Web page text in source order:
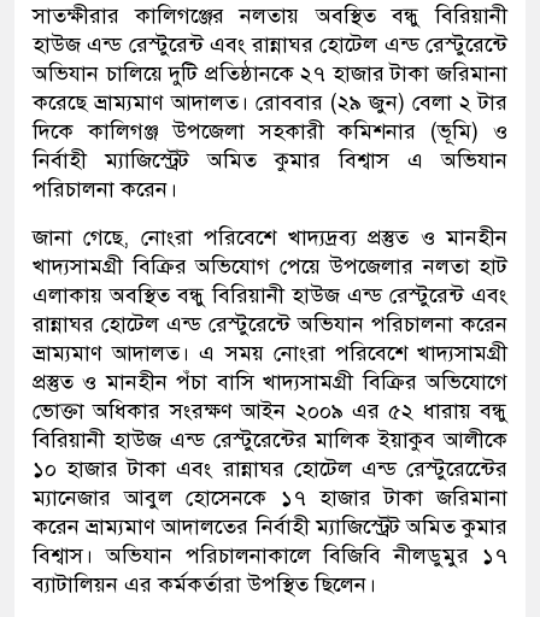
সাতক্ষীরার কালিগঞ্জের নলতায় অবস্থিত বন্ধু বিরিয়ানী
হাউজ এন্ড রেস্টুরেন্ট এবং রান্নাঘর হোটেল এন্ড রেস্টুরেন্টে
অভিযান চালিয়ে দুটি প্রতিষ্ঠানকে ২৭ হাজার টাকা জরিমানা
করেছে ভ্রাম্যমাণ আদালত। রোববার (২৯ জুন) বেলা ২ টার
দিকে কালিগঞ্জ উপজেলা সহকারী কমিশনার (ভূমি) ও
নির্বাহী ম্যাজিস্ট্রেট অমিত কুমার বিশ্বাস এ অভিযান
পরিচালনা করেন।
জানা গেছে, নোংরা পরিবেশে খাদ্যদ্রব্য প্রস্তুত ও মানহীন
খাদ্যসামগ্রী বিক্রির অভিযোগ পেয়ে উপজেলার নলতা হাট
এলাকায় অবস্থিত বন্ধু বিরিয়ানী হাউজ এন্ড রেস্টুরেন্ট এবং
রান্নাঘর হোটেল এন্ড রেস্টুরেন্টে অভিযান পরিচালনা করেন
ভ্রাম্যমাণ আদালত। এ সময় নোংরা পরিবেশে খাদ্যসামগ্রী
প্রস্তুত ও মানহীন পঁচা বাসি খাদ্যসামগ্রী বিক্রির অভিযোগে
ভোক্তা অধিকার সংরক্ষণ আইন ২০০৯ এর ৫২ ধারায় বন্ধু
বিরিয়ানী হাউজ এন্ড রেস্টুরেন্টের মালিক ইয়াকুব আলীকে
১০ হাজার টাকা এবং রান্নাঘর হোটেল এন্ড রেস্টুরেন্টেের
ম্যানেজার আবুল হোসেনকে ১৭ হাজার টাকা জরিমানা
করেন ভ্রাম্যমাণ আদালতের নির্বাহী ম্যাজিস্ট্রেট অমিত কুমার
বিশ্বাস। অভিযান পরিচালনাকালে বিজিবি নীলডুমুর ১৭
ব্যাটালিয়ন এর কর্মকর্তারা উপস্থিত ছিলেন।